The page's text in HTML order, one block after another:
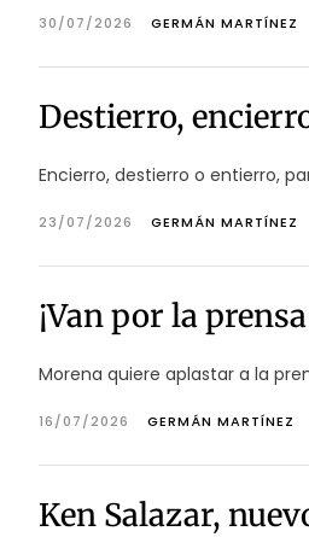
30/07/2026 GERMÁN MARTÍNEZ
Destierro,
Encierro, destierro o entierro,
23/07/2026 GERMÁN MARTÍNEZ
¡Van por la
Morena quiere aplastar a la
16/07/2026 GERMÁN MARTÍNEZ
Ken Salazar,